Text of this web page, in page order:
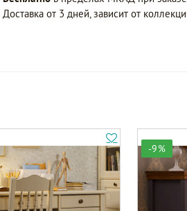
Доставка от 3 дней, зависит от
-9%